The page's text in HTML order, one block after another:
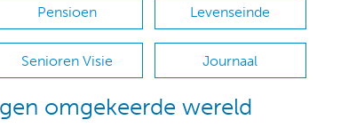
Pensioen Levenseinde
Senioren Visie Journaal
omgekeerde wereld